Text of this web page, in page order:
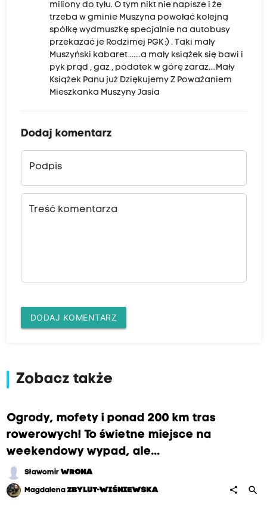
miliony do tyłu. O tym nikt nie napisze i że
trzeba w gminie Muszyna powołać kolejną
spółkę wydmuszkę specjalnie na autobusy
przekazać je Rodzimej PGK :) . Taki mały
Muszyński kabaret.......a mały książek się bawi i
pyk prąd , gaz , podatek w górę zaraz....Mały
Książek Panu już Dziękujemy Z Poważaniem
Mieszkanka Muszyny Jasia
Dodaj komentarz
Podpis
Treść komentarza
DODAJ KOMENTARZ
Zobacz także
Ogrody, mofety i ponad 200 km tras
rowerowych! To świetne miejsce na
weekendowy wypad, ale...
SławomirWRONA
MagdalenaZBYLUT-WIŚNIEWSKA share search